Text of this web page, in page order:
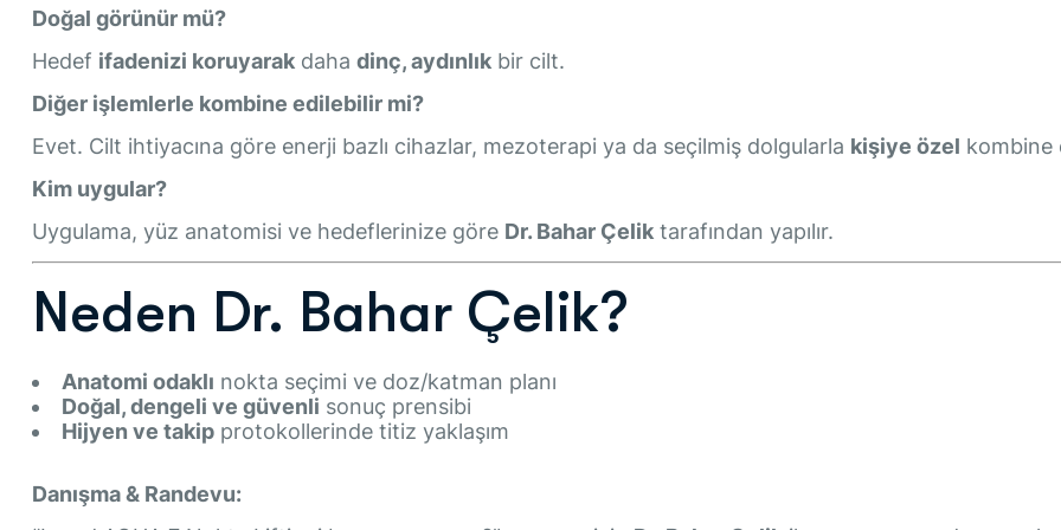
Doğal görünür mü?
Hedef ifadenizi koruyarak daha dinç, aydınlık bir cilt.
Diğer işlemlerle kombine edilebilir mi?
Evet. Cilt ihtiyacına göre enerji bazlı cihazlar, mezoterapi ya da seçilmiş dolgularla kişiye özel kombine
Kim uygular?
Uygulama, yüz anatomisi ve hedeflerinize göre Dr. Bahar Çelik tarafından yapılır.
Neden Dr. Bahar Çelik?
Anatomi odaklı nokta seçimi ve doz/katman planı
Doğal, dengeli ve güvenli sonuç prensibi
Hijyen ve takip protokollerinde titiz yaklaşım
Danışma & Randevu: